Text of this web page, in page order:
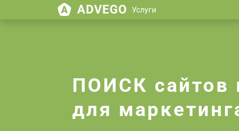
ADVEGO Услуги
ПОИСК сайтов
для